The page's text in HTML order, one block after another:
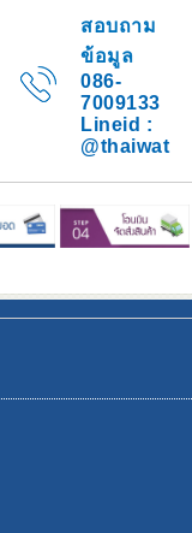
สอบถาม
ข้อมูล
086-
7009133
Lineid :
@thaiwat